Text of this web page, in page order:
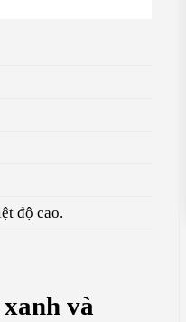
độ cao.
và